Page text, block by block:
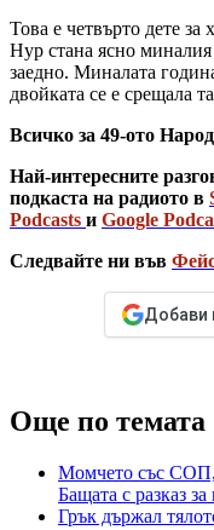
Това е четвърто дете за
Нур стана ясно миналия
заедно. Миналата
двойката се е срещала
Всичко за 49-ото
Най-интересните
подкаста на радиото в
Podcasts и Google
Следвайте ни във
Добави
Още по темата
Mомчето със СОП,
Бащата с разказ
Грък държал